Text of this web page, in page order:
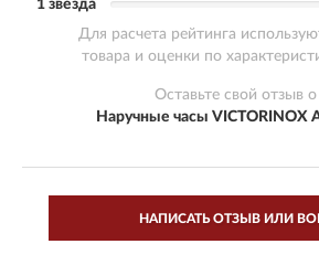
1 звезда
Для расчета рейтинга
товара и оценки по
Оставьте свой отзыв о
Наручные часы VICTORINOX
НАПИСАТЬ ОТЗЫВ ИЛИ